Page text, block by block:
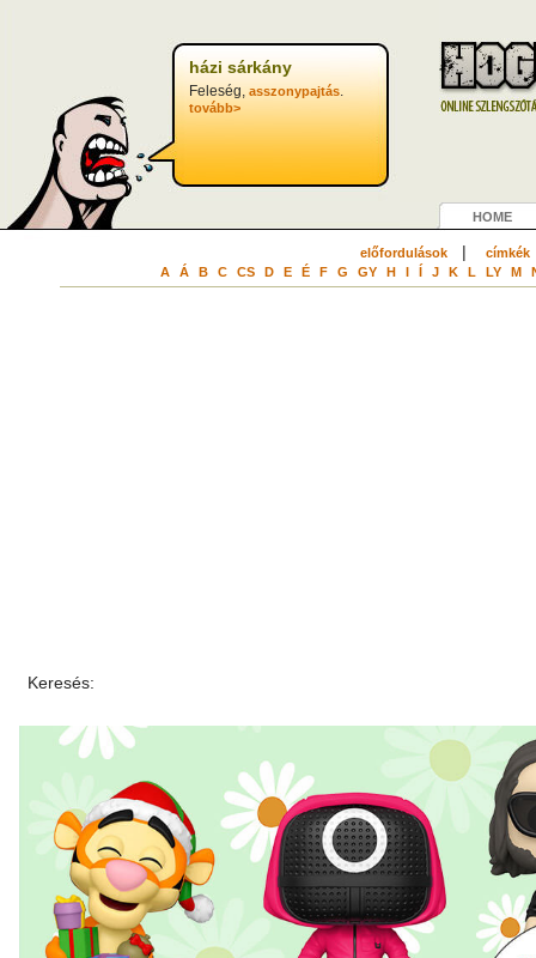
házi sárkány
Feleség, asszonypajtás.
tovább>
HOME
előfordulások| címkék
A Á B C CS D E É F G GY H I Í J K L LY M
Keresés: